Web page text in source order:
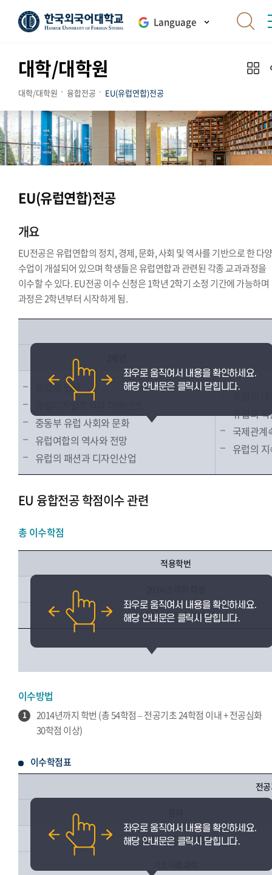
Language
대학/대학원
대학/대학원 융합전공 EU(유럽연합)전공
EU(유럽연합)전공
개요
EU전공은 유럽연합의 정치, 경제, 문화, 사회 및 역사를 기반으로 한 다
수업이 개설되어 있으며 학생들은 유럽연합과 관련된 각종 교과과정을
이수할 수 있다. EU전공 이수 신청은 1학년 2학기 소정 기간에 가능하며
과정은 2학년부터 시작하게 됨.
유럽학 입문
유럽디지털정책과 더버넌스
중동부 유럽 사회와 문화
유럽여합의 역사와 전망
유럽의 패션과 디자인산업
유럽의
국제관계
유럽의
EU 융합전공 학점이수 관련
총 이수학점
적용학번
2015년 이후 학번
이수방법
1
2014년까지 학번 (총 54학점 – 전공기초 24학점 이내 + 전공심화
30학점 이상)
이수학점표
전
관련 교양(기초교양)